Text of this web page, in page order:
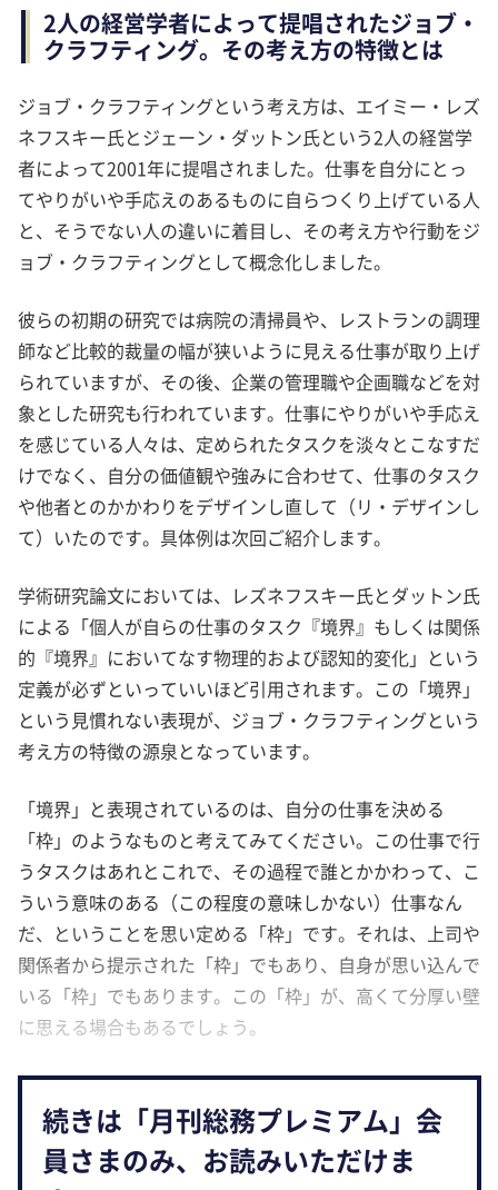
2人の経営学者によって提唱されたジョブ・
クラフティング。その考え方の特徴とは
ジョブ・クラフティングという考え方は、エイミー・レズ
ネフスキー氏とジェーン・ダットン氏という2人の経営学
者によって2001年に提唱されました。仕事を自分にとっ
てやりがいや手応えのあるものに自らつくり上げている人
と、そうでない人の違いに着目し、その考え方や行動をジ
ョブ・クラフティングとして概念化しました。
彼らの初期の研究では病院の清掃員や、レストランの調理
師など比較的裁量の幅が狭いように見える仕事が取り上げ
られていますが、その後、企業の管理職や企画職などを対
象とした研究も行われています。仕事にやりがいや手応え
を感じている人々は、定められたタスクを淡々とこなすだ
けでなく、自分の価値観や強みに合わせて、仕事のタスク
や他者とのかかわりをデザインし直して（リ・デザインし
て）いたのです。具体例は次回ご紹介します。
学術研究論文においては、レズネフスキー氏とダットン氏
による「個人が自らの仕事のタスク『境界』もしくは関係
的『境界』においてなす物理的および認知的変化」という
定義が必ずといっていいほど引用されます。この「境界」
という見慣れない表現が、ジョブ・クラフティングという
考え方の特徴の源泉となっています。
「境界」と表現されているのは、自分の仕事を決める
「枠」のようなものと考えてみてください。この仕事で行
うタスクはあれとこれで、その過程で誰とかかわって、こ
ういう意味のある（この程度の意味しかない）仕事なん
だ、ということを思い定める「枠」です。それは、上司や
関係者から提示された「枠」でもあり、自身が思い込んで
いる「枠」でもあります。この「枠」が、高くて分厚い壁
に思える場合もあるでしょう。
続きは「月刊総務プレミアム」会
員さまのみ、お読みいただけま